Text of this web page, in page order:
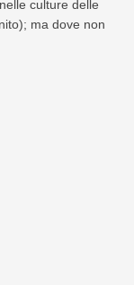
culture delle
ma dove non